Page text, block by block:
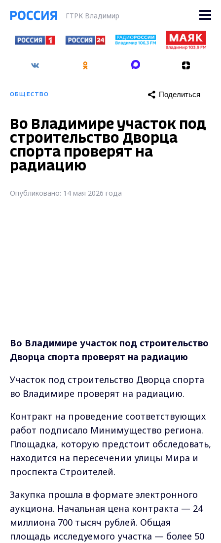
ГТРК Владимир
ОБЩЕСТВО Поделиться
Во Владимире участок под
строительство Дворца
спорта проверят на
радиацию
Опубликовано: 14 мая 2026 года
Во Владимире участок под строительство
Дворца спорта проверят на радиацию
Участок под строительство Дворца спорта
во Владимире проверят на радиацию.
Контракт на проведение соответствующих
работ подписало Минимущество региона.
Площадка, которую предстоит обследовать,
находится на пересечении улицы Мира и
проспекта Строителей.
Закупка прошла в формате электронного
аукциона. Начальная цена контракта — 24
миллиона 700 тысяч рублей. Общая
площадь исследуемого участка — более 50